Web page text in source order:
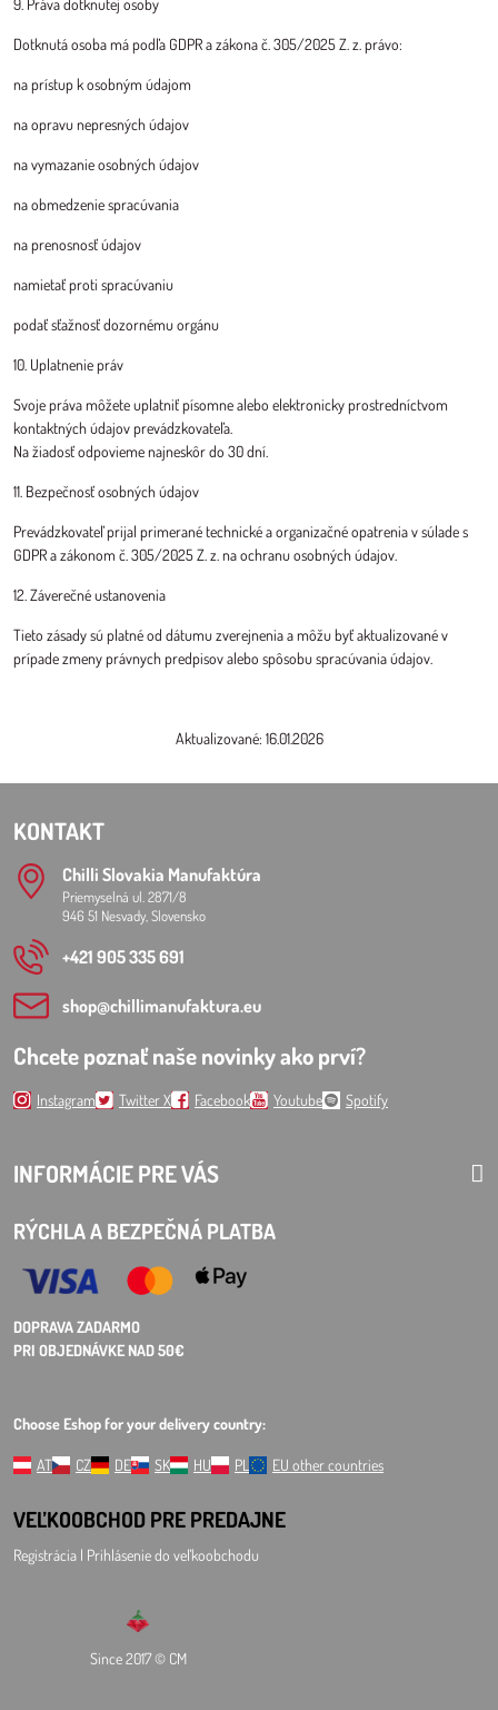
9. Práva dotknutej osoby
Dotknutá osoba má podľa GDPR a zákona č. 305/2025 Z. z. právo:
na prístup k osobným údajom
na opravu nepresných údajov
na vymazanie osobných údajov
na obmedzenie spracúvania
na prenosnosť údajov
namietať proti spracúvaniu
podať sťažnosť dozornému orgánu
10. Uplatnenie práv
Svoje práva môžete uplatniť písomne alebo elektronicky prostredníctvom
kontaktných údajov prevádzkovateľa.
Na žiadosť odpovieme najneskôr do 30 dní.
11. Bezpečnosť osobných údajov
Prevádzkovateľ prijal primerané technické a organizačné opatrenia v súlade s
GDPR a zákonom č. 305/2025 Z. z. na ochranu osobných údajov.
12. Záverečné ustanovenia
Tieto zásady sú platné od dátumu zverejnenia a môžu byť aktualizované v
prípade zmeny právnych predpisov alebo spôsobu spracúvania údajov.
Aktualizované: 16.01.2026
KONTAKT
Chilli Slovakia Manufaktúra
Priemyselná ul. 2871/8
946 51 Nesvady, Slovensko
+421 905 335 691
shop​@chillimanufaktura​.eu
Chcete poznať naše novinky ako prví?
Instagram Twitter X Facebook Youtube Spotify
INFORMÁCIE PRE VÁS
RÝCHLA A BEZPEČNÁ PLATBA
DOPRAVA ZADARMO
PRI OBJEDNÁVKE NAD 50€
Choose Eshop for your delivery country:
AT CZ DE SK HU PL EU other countries
VEĽKOOBCHOD PRE PREDAJNE
Registrácia l Prihláseniedo veľkoobchodu
Since 2017 © CM